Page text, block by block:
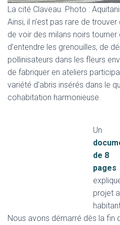
La cité Claveau. Photo :
Ainsi, il n’est pas rare de
de voir des milans noirs tourner
d’entendre les grenouilles, de
pollinisateurs dans les fleurs
de fabriquer en ateliers
variété d’abris insérés dans le
cohabitation harmonieuse.
Un
de 8
pages
projet
Nous avons démarré dès la fin